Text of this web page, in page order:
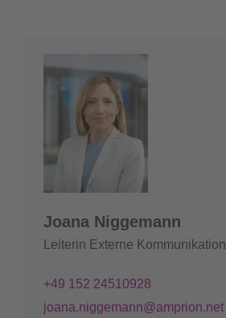
Joana Niggemann
Leiterin Externe Kommunikation
+49 152 24510928
joana.niggemann@amprion.net